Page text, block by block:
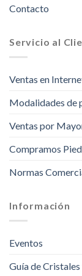
Contacto
Servicio al
Ventas en
Modalidades de
Ventas por
Compramos
Normas
Información
Eventos
Guía de